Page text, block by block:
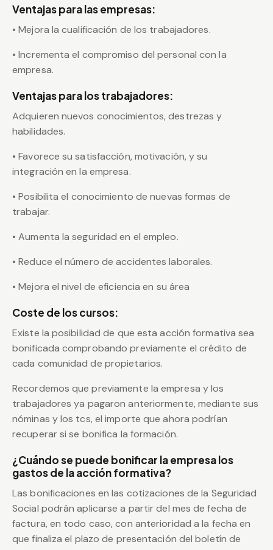
Ventajas para las empresas:
• Mejora la cualificación de los trabajadores.
• Incrementa el compromiso del personal con la
empresa.
Ventajas para los trabajadores:
Adquieren nuevos conocimientos, destrezas y
habilidades.
• Favorece su satisfacción, motivación, y su
integración en la empresa.
• Posibilita el conocimiento de nuevas formas de
trabajar.
• Aumenta la seguridad en el empleo.
• Reduce el número de accidentes laborales.
• Mejora el nivel de eficiencia en su área
Coste de los cursos:
Existe la posibilidad de que esta acción formativa sea
bonificada comprobando previamente el crédito de
cada comunidad de propietarios.
Recordemos que previamente la empresa y los
trabajadores ya pagaron anteriormente, mediante sus
nóminas y los tcs, el importe que ahora podrían
recuperar si se bonifica la formación.
¿Cuándo se puede bonificar la empresa los
gastos de la acción formativa?
Las bonificaciones en las cotizaciones de la Seguridad
Social podrán aplicarse a partir del mes de fecha de
factura, en todo caso, con anterioridad a la fecha en
que finaliza el plazo de presentación del boletín de